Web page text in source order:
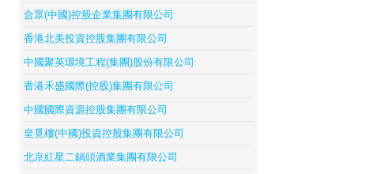
合眾(中國)控股企業集團有限公司
香港北美投資控股集團有限公司
中國聚英環境工程(集團)股份有限公司
香港禾盛國際(控股)集團有限公司
中國國際資源控股集團有限公司
皇覓樓(中國)投資控股集團有限公司
北京紅星二鍋頭酒業集團有限公司